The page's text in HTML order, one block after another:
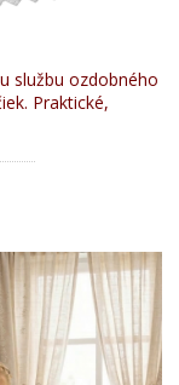
službu ozdobného
Praktické,